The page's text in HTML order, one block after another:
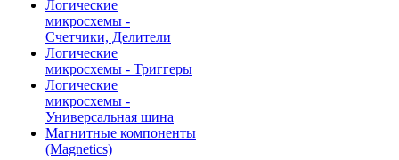
Логические
микросхемы -
Счетчики, Делители
Логические
микросхемы - Триггеры
Логические
микросхемы -
Универсальная шина
Магнитные компоненты
(Magnetics)